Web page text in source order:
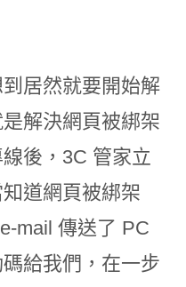
居然就要開始解
解決網頁被綁架
後，3C 管家立
道網頁被綁架
mail 傳送了 PC
給我們，在一步